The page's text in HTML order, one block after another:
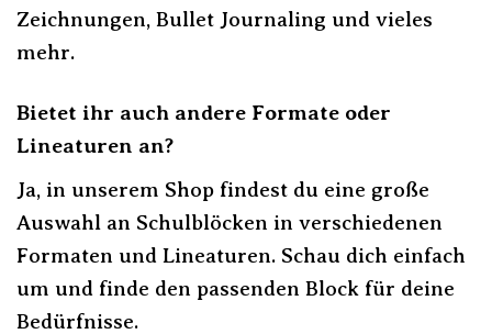
Zeichnungen, Bullet Journaling und vieles
mehr.
Bietet ihr auch andere Formate oder
Lineaturen an?
Ja, in unserem Shop findest du eine große
Auswahl an Schulblöcken in verschiedenen
Formaten und Lineaturen. Schau dich einfach
um und finde den passenden Block für deine
Bedürfnisse.